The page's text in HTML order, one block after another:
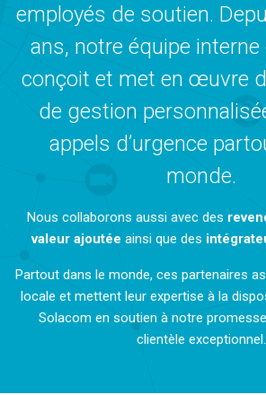
employés de soutien.
ans, notre équipe interne
conçoit et met en œuvre
de gestion
appels d’urgence
monde.
Nous collaborons aussi avec des
valeur ajoutée ainsi que des
Partout dans le monde, ces partenaires
locale et mettent leur expertise à la
Solacom en soutien à notre promesse
clientèle exceptionnel.